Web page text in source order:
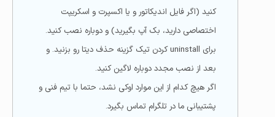
کنید (اگر فایل اندیکاتور و یا اکسپرت و اسکریپت
اختصاصی دارید، بک آپ بگیرید) و دوباره نصب کنید.
برای uninstall کردن تیک گزینه حذف دیتا رو بزنید. و
بعد از نصب مجدد دوباره لاگین کنید.
اگر هیچ کدام از این موارد اوکی نشد، حتما با تیم فنی و
پشتیبانی ما در تلگرام تماس بگیرد.